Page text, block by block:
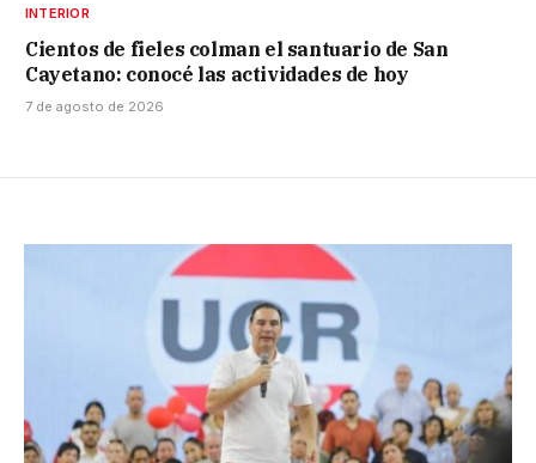
INTERIOR
Cientos de fieles colman el santuario de San
Cayetano: conocé las actividades de hoy
7 de agosto de 2026